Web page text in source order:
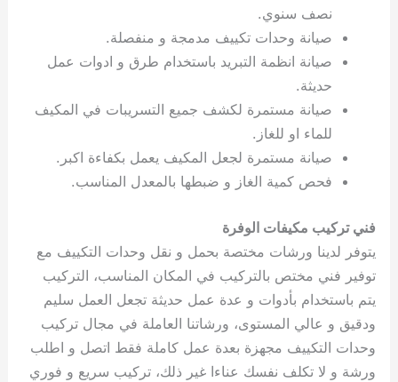
نصف سنوي.
صيانة وحدات تكييف مدمجة و منفصلة.
صيانة انظمة التبريد باستخدام طرق و ادوات عمل
حديثة.
صيانة مستمرة لكشف جميع التسريبات في المكيف
للماء او للغاز.
صيانة مستمرة لجعل المكيف يعمل بكفاءة اكبر.
فحص كمية الغاز و ضبطها بالمعدل المناسب.
فني تركيب مكيفات الوفرة
يتوفر لدينا ورشات مختصة بحمل و نقل وحدات التكييف مع
توفير فني مختص بالتركيب في المكان المناسب، التركيب
يتم باستخدام بأدوات و عدة عمل حديثة تجعل العمل سليم
ودقيق و عالي المستوى، ورشاتنا العاملة في مجال تركيب
وحدات التكييف مجهزة بعدة عمل كاملة فقط اتصل و اطلب
ورشة و لا تكلف نفسك عناءا غير ذلك، تركيب سريع و فوري